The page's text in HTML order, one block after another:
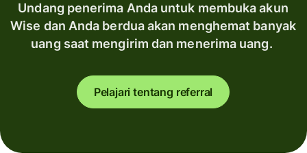
Undang penerima Anda untuk membuka akun
Wise dan Anda berdua akan menghemat banyak
uang saat mengirim dan menerima uang.
Pelajari tentang referral